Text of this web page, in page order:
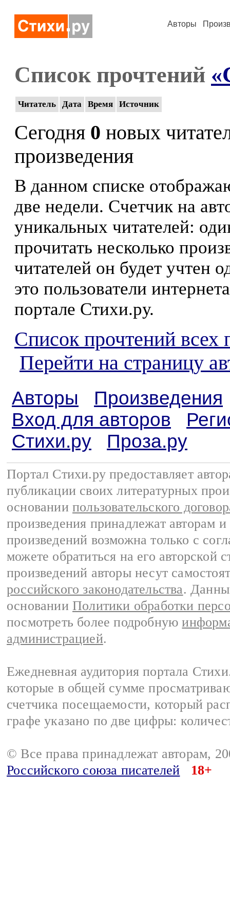
Авторы
Список прочтений
Читатель Дата Время Источник
Сегодня 0 новых
произведения
В данном списке
две недели. Счетчик на
уникальных читателей:
прочитать несколько
читателей он будет учтен
это пользователи
портале Стихи.ру.
Список прочтений всех
Перейти на страницу
Авторы
Произведения
Вход для авторов
Стихи.ру
Проза.ру
Портал Стихи.ру предоставляет
публикации своих литературных
основании пользовательского
произведения принадлежат авторам
произведений возможна только с
можете обратиться на его авторской
произведений авторы несут
российского законодательства.
основании Политики обработки
посмотреть более подробную
администрацией.
Ежедневная аудитория портала
которые в общей сумме
счетчика посещаемости, который
графе указано по две цифры:
© Все права принадлежат авторам,
Российского союза писателей
18+